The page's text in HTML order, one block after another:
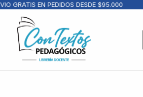
GRATIS EN PEDIDOS DESDE $95.000